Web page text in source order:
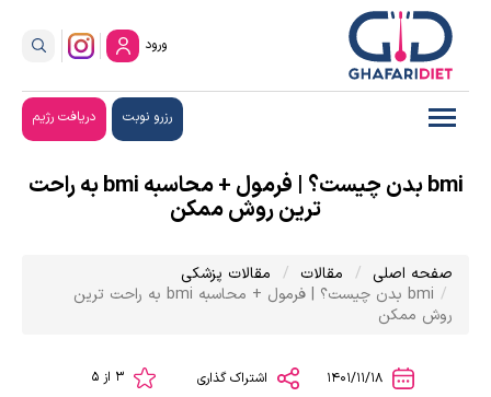
ورود
رزرو نوبت دریافت رژیم
bmi بدن چیست؟ | فرمول + محاسبه bmi به راحت
ترین روش ممکن
صفحه اصلی مقالات
مقالات پزشکی
bmi بدن چیست؟ | فرمول + محاسبه bmi به راحت ترین
روش ممکن
1401/11/18 اشتراک گذاری